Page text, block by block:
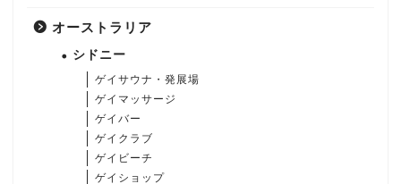
オーストラリア
シドニー
ゲイサウナ・発展場
ゲイマッサージ
ゲイバー
ゲイクラブ
ゲイビーチ
ゲイショップ